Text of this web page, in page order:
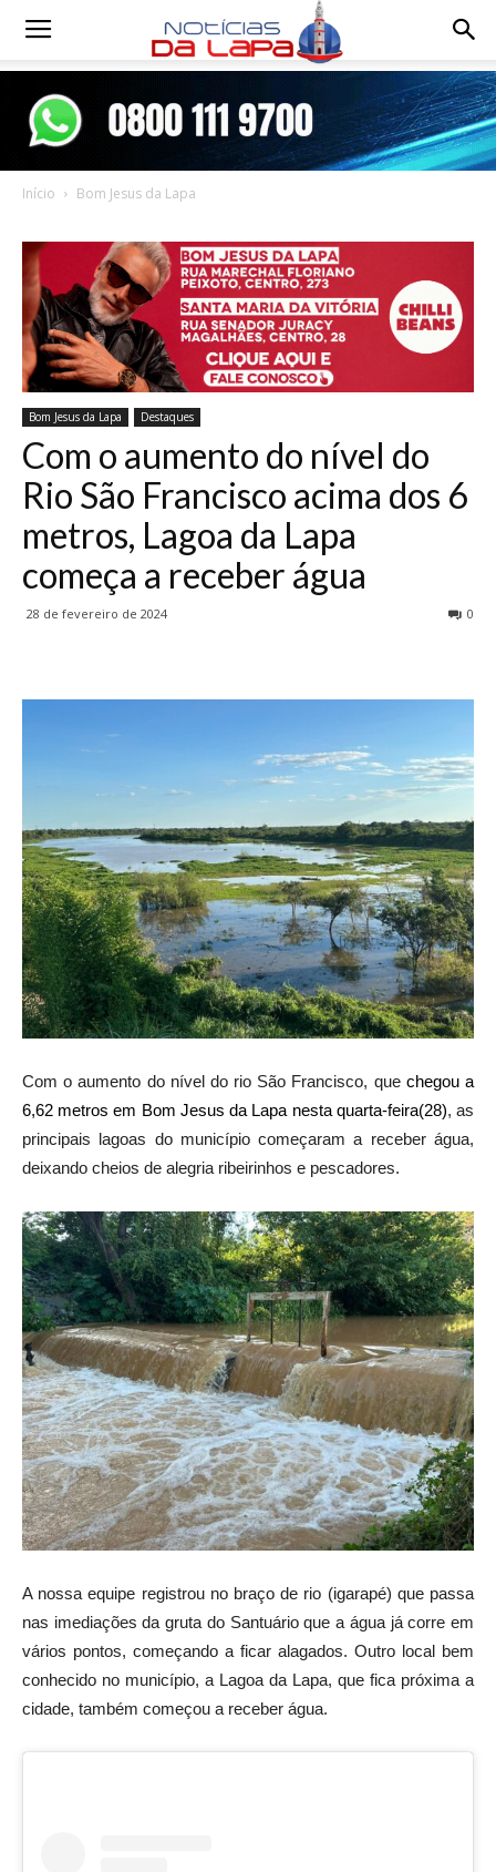
Notícias
Início Bom Jesus da Lapa
Bom Jesus da Lapa Destaques
Com o aumento do nível do
Rio São Francisco acima dos 6
metros, Lagoa da Lapa
começa a receber água
28 de fevereiro de 2024 0
Com o aumento do nível do rio São Francisco, que chegou a
6,62 metros em Bom Jesus da Lapa nesta quarta-feira(28), as
principais lagoas do município começaram a receber água,
deixando cheios de alegria ribeirinhos e pescadores.
A nossa equipe registrou no braço de rio (igarapé) que passa
nas imediações da gruta do Santuário que a água já corre em
vários pontos, começando a ficar alagados. Outro local bem
conhecido no município, a Lagoa da Lapa, que fica próxima a
cidade, também começou a receber água.